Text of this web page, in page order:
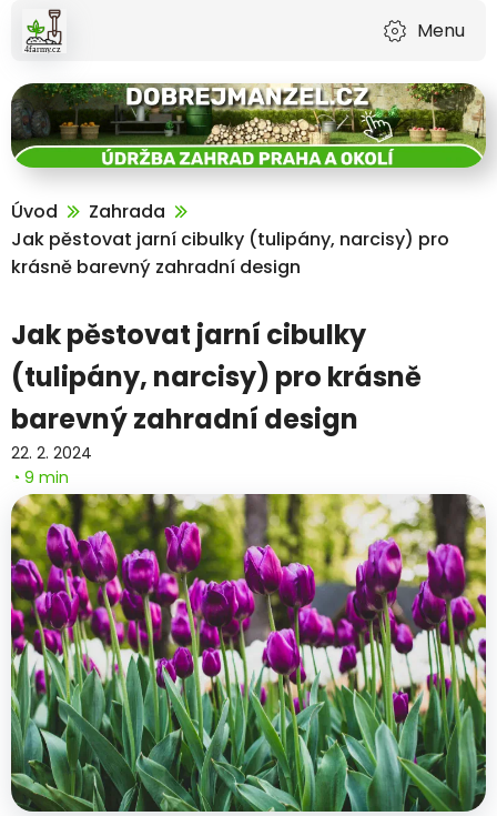
Menu
Úvod
Zahrada
Jak pěstovat jarní cibulky (tulipány, narcisy) pro
krásně barevný zahradní design
Jak pěstovat jarní cibulky
(tulipány, narcisy) pro krásně
barevný zahradní design
22. 2. 2024
◔ 9 min